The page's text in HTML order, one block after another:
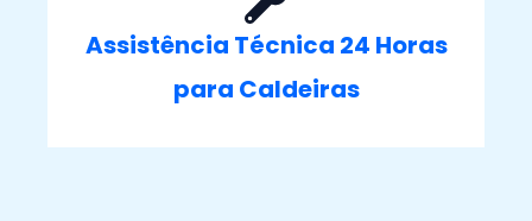
Assistência Técnica 24 Horas
para Caldeiras